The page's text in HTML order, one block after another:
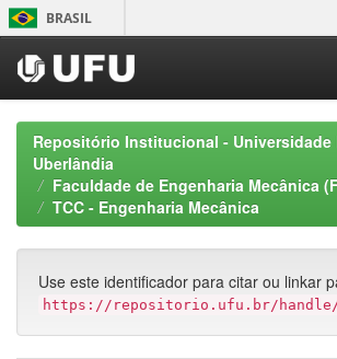
Skip
navigation
BRASIL
Acesso
Repositório Institucional - Universidade
Uberlândia
Faculdade de Engenharia Mecânica
TCC - Engenharia Mecânica
Use este identificador para citar ou linkar
https://repositorio.ufu.br/handle/